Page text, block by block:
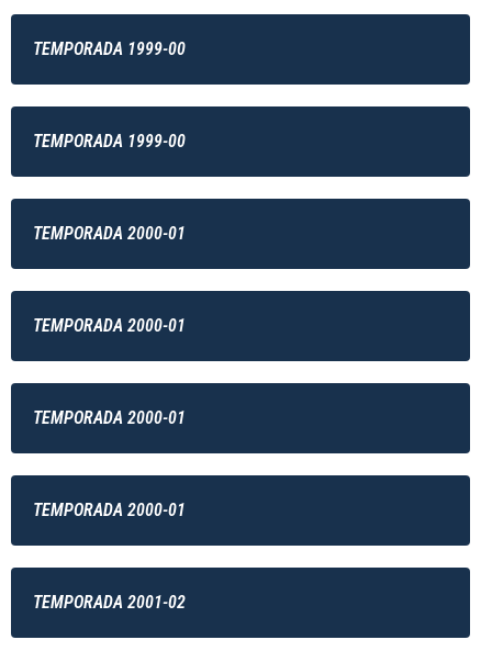
TEMPORADA 1999-00
TEMPORADA 1999-00
TEMPORADA 2000-01
TEMPORADA 2000-01
TEMPORADA 2000-01
TEMPORADA 2000-01
TEMPORADA 2001-02